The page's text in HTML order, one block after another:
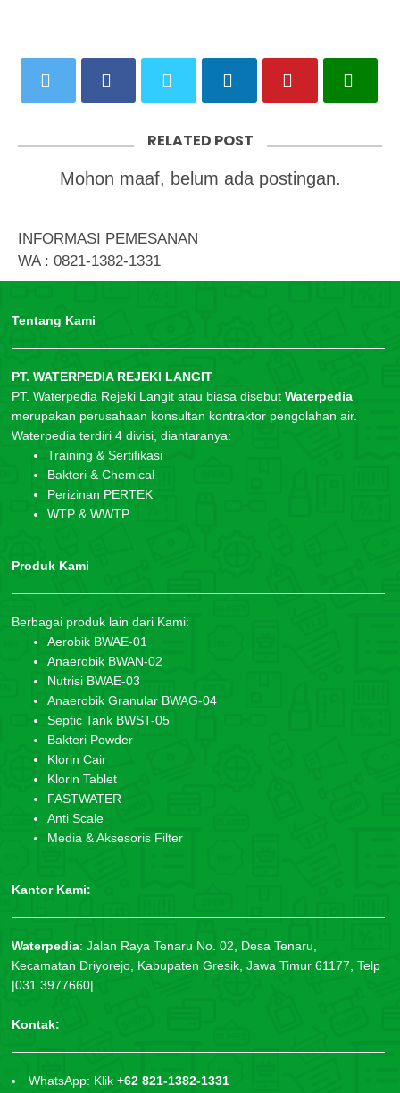
RELATED POST
Mohon maaf, belum ada postingan.
INFORMASI PEMESANAN
WA : 0821-1382-1331
Tentang Kami
PT. WATERPEDIA REJEKI LANGIT
PT. Waterpedia Rejeki Langit atau biasa disebut Waterpedia
merupakan perusahaan konsultan kontraktor pengolahan air.
Waterpedia terdiri 4 divisi, diantaranya:
Training & Sertifikasi
Bakteri & Chemical
Perizinan PERTEK
WTP & WWTP
Produk Kami
Berbagai produk lain dari Kami:
Aerobik BWAE-01
Anaerobik BWAN-02
Nutrisi BWAE-03
Anaerobik Granular BWAG-04
Septic Tank BWST-05
Bakteri Powder
Klorin Cair
Klorin Tablet
FASTWATER
Anti Scale
Media & Aksesoris Filter
Kantor Kami:
Waterpedia: Jalan Raya Tenaru No. 02, Desa Tenaru,
Kecamatan Driyorejo, Kabupaten Gresik, Jawa Timur 61177, Telp
|031.3977660|.
Kontak:
WhatsApp: Klik +62 821-1382-1331